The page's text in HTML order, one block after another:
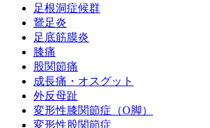
足根洞症候群
鵞足炎
足底筋膜炎
膝痛
股関節痛
成長痛・オスグット
外反母趾
変形性膝関節症（O脚）
変形性股関節症